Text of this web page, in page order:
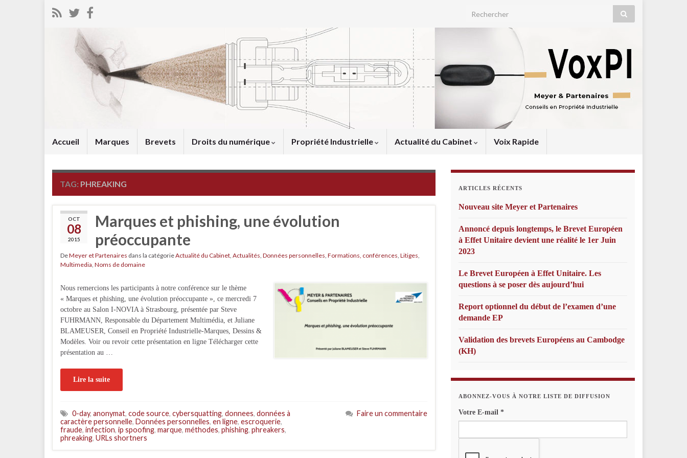
Search for:
Accueil Marques Brevets Droits du numérique Propriété Industrielle Actualité du Cabinet Voix Rapide
TAG: PHREAKING
OCT
08
2015
Marques et phishing, une évolution
préoccupante
DeMeyer et Partenaires dans la catégorieActualité du Cabinet, Actualités, Données personnelles, Formations, conférences, Litiges,
Multimedia, Noms de domaine
Nous remercions les participants à notre conférence sur le thème
« Marques et phishing, une évolution préoccupante », ce mercredi 7
octobre au Salon I-NOVIA à Strasbourg, présentée par Steve
FUHRMANN, Responsable du Département Multimédia, et Juliane
BLAMEUSER, Conseil en Propriété Industrielle-Marques, Dessins &
Modèles. Voir ou revoir cette présentation en ligne Télécharger cette
présentation au …
Lire la suite
0-day, anonymat, code source, cybersquatting, donnees, données à
caractère personnelle, Données personnelles, en ligne, escroquerie,
fraude, infection, ip spoofing, marque, méthodes, phishing, phreakers,
phreaking, URLs shortners
Faire un commentaire
ARTICLES RÉCENTS
Nouveau site Meyer et Partenaires
Annoncé depuis longtemps, le Brevet Européen
à Effet Unitaire devient une réalité le 1er Juin
2023
Le Brevet Européen à Effet Unitaire. Les
questions à se poser dès aujourd’hui
Report optionnel du début de l’examen d’une
demande EP
Validation des brevets Européens au Cambodge
(KH)
ABONNEZ-VOUS À NOTRE LISTE DE DIFFUSION
Votre E-mail *